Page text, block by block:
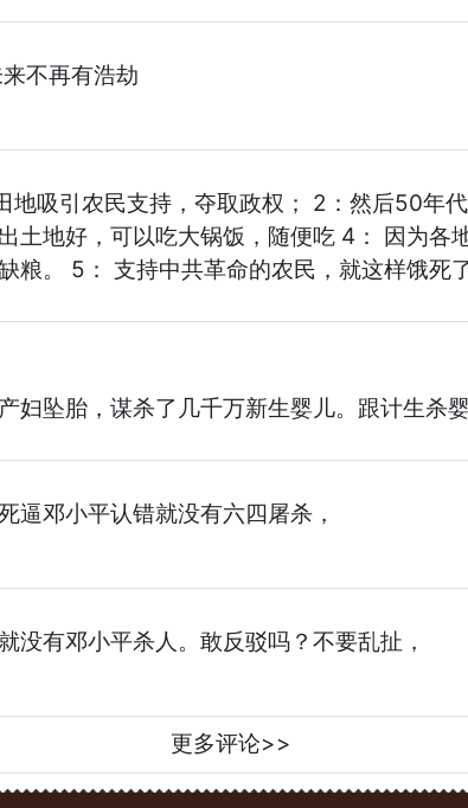
不再有浩劫
吸引农民支持，夺取政权； 2：然后50年
土地好，可以吃大锅饭，随便吃 4： 因为
。 5： 支持中共革命的农民，就这样饿死
坠胎，谋杀了几千万新生婴儿。跟计生杀
逼邓小平认错就没有六四屠杀，
没有邓小平杀人。敢反驳吗？不要乱扯，
更多评论>>